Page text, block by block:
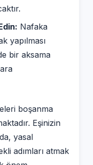
Nafaka
yapılması
bir aksama
boşanma
Eşinizin
yasal
adımları atmak